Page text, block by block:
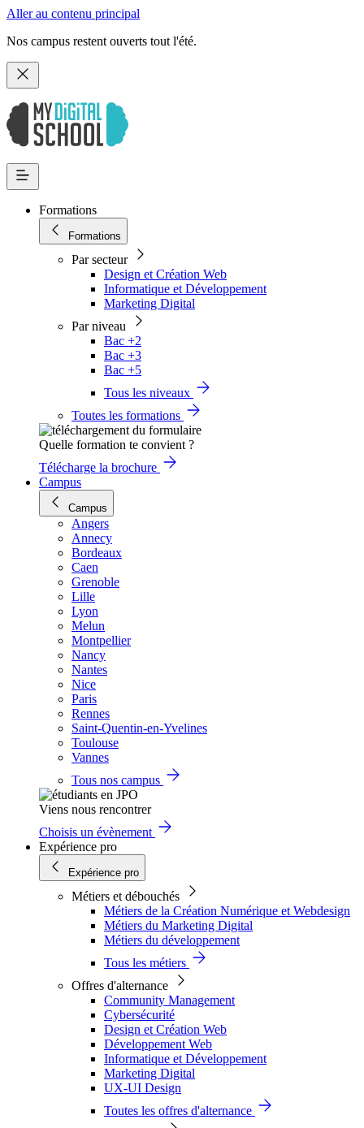
Aller au contenu principal
Nos campus restent ouverts tout l'été.
Formations
Formations
Par secteur
Design et Création Web
Informatique et Développement
Marketing Digital
Par niveau
Bac +2
Bac +3
Bac +5
Tous les niveaux
Toutes les formations
Quelle formation te convient ?
Télécharge la brochure
Campus
Campus
Angers
Annecy
Bordeaux
Caen
Grenoble
Lille
Lyon
Melun
Montpellier
Nancy
Nantes
Nice
Paris
Rennes
Saint-Quentin-en-Yvelines
Toulouse
Vannes
Tous nos campus
Viens nous rencontrer
Choisis un évènement
Expérience pro
Expérience pro
Métiers et débouchés
Métiers de la Création Numérique et Webdesign
Métiers du Marketing Digital
Métiers du développement
Tous les métiers
Offres d'alternance
Community Management
Cybersécurité
Design et Création Web
Développement Web
Informatique et Développement
Marketing Digital
UX-UI Design
Toutes les offres d'alternance